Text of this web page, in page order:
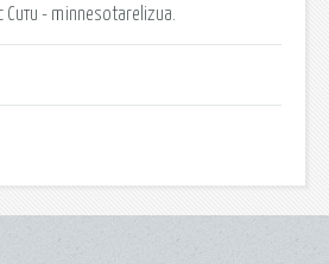
Сити - minnesotarelizua.